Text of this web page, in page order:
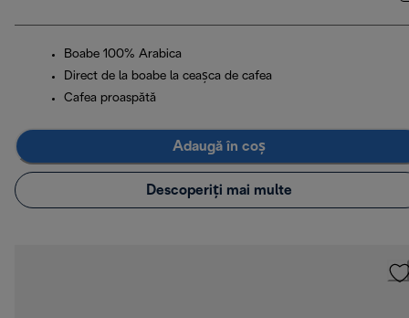
Boabe 100% Arabica
Direct de la boabe la ceașca de cafea
Cafea proaspătă
Adaugă în coș
Descoperiți mai multe